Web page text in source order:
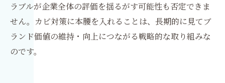
ラブルが企業全体の評価を揺るがす可能性も否定できま
せん。カビ対策に本腰を入れることは、長期的に見てブ
ランド価値の維持・向上につながる戦略的な取り組みな
のです。